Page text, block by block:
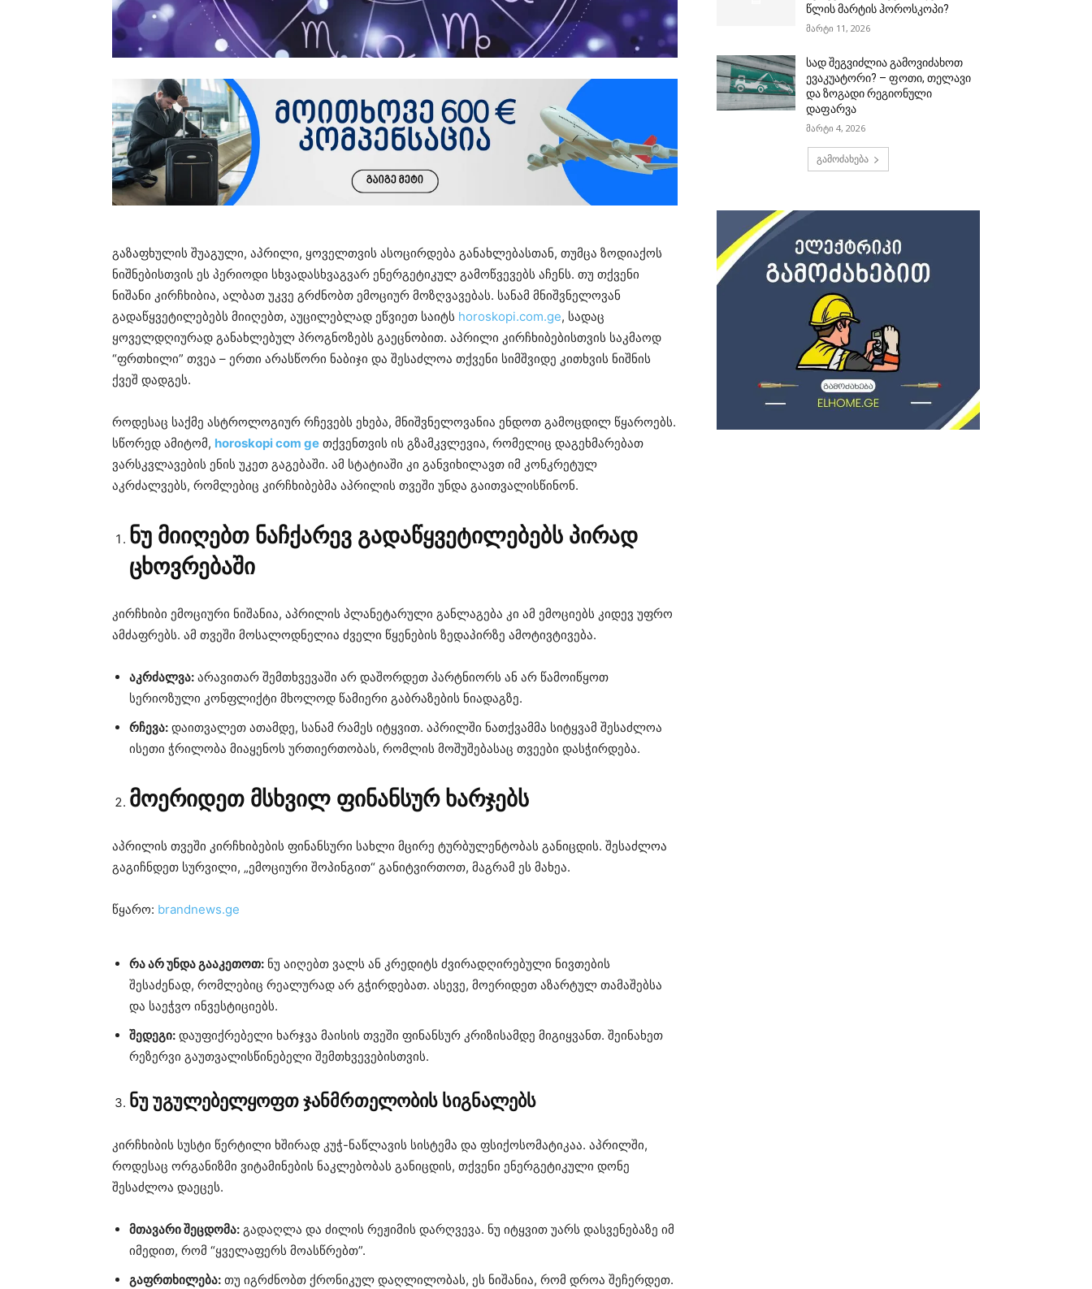
გაზაფხულის შუაგული, აპრილი, ყოველთვის ასოცირდება განახლებასთან, თუმცა ზოდიაქოს
ნიშნებისთვის ეს პერიოდი სხვადასხვაგვარ ენერგეტიკულ გამოწვევებს აჩენს. თუ თქვენი
ნიშანი კირჩხიბია, ალბათ უკვე გრძნობთ ემოციურ მოზღვავებას. სანამ მნიშვნელოვან
გადაწყვეტილებებს მიიღებთ, აუცილებლად ეწვიეთ საიტს horoskopi.com.ge, სადაც
ყოველდღიურად განახლებულ პროგნოზებს გაეცნობით. აპრილი კირჩხიბებისთვის საკმაოდ
“ფრთხილი” თვეა – ერთი არასწორი ნაბიჯი და შესაძლოა თქვენი სიმშვიდე კითხვის ნიშნის
ქვეშ დადგეს.
როდესაც საქმე ასტროლოგიურ რჩევებს ეხება, მნიშვნელოვანია ენდოთ გამოცდილ წყაროებს.
სწორედ ამიტომ, horoskopi com ge თქვენთვის ის გზამკვლევია, რომელიც დაგეხმარებათ
ვარსკვლავების ენის უკეთ გაგებაში. ამ სტატიაში კი განვიხილავთ იმ კონკრეტულ
აკრძალვებს, რომლებიც კირჩხიბებმა აპრილის თვეში უნდა გაითვალისწინონ.
ნუ მიიღებთ ნაჩქარევ გადაწყვეტილებებს პირად
ცხოვრებაში
კირჩხიბი ემოციური ნიშანია, აპრილის პლანეტარული განლაგება კი ამ ემოციებს კიდევ უფრო
ამძაფრებს. ამ თვეში მოსალოდნელია ძველი წყენების ზედაპირზე ამოტივტივება.
აკრძალვა: არავითარ შემთხვევაში არ დაშორდეთ პარტნიორს ან არ წამოიწყოთ
სერიოზული კონფლიქტი მხოლოდ წამიერი გაბრაზების ნიადაგზე.
რჩევა: დაითვალეთ ათამდე, სანამ რამეს იტყვით. აპრილში ნათქვამმა სიტყვამ შესაძლოა
ისეთი ჭრილობა მიაყენოს ურთიერთობას, რომლის მოშუშებასაც თვეები დასჭირდება.
მოერიდეთ მსხვილ ფინანსურ ხარჯებს
აპრილის თვეში კირჩხიბების ფინანსური სახლი მცირე ტურბულენტობას განიცდის. შესაძლოა
გაგიჩნდეთ სურვილი, „ემოციური შოპინგით“ განიტვირთოთ, მაგრამ ეს მახეა.
წყარო: brandnews.ge
რა არ უნდა გააკეთოთ: ნუ აიღებთ ვალს ან კრედიტს ძვირადღირებული ნივთების
შესაძენად, რომლებიც რეალურად არ გჭირდებათ. ასევე, მოერიდეთ აზარტულ თამაშებსა
და საეჭვო ინვესტიციებს.
შედეგი: დაუფიქრებელი ხარჯვა მაისის თვეში ფინანსურ კრიზისამდე მიგიყვანთ. შეინახეთ
რეზერვი გაუთვალისწინებელი შემთხვევებისთვის.
ნუ უგულებელყოფთ ჯანმრთელობის სიგნალებს
კირჩხიბის სუსტი წერტილი ხშირად კუჭ-ნაწლავის სისტემა და ფსიქოსომატიკაა. აპრილში,
როდესაც ორგანიზმი ვიტამინების ნაკლებობას განიცდის, თქვენი ენერგეტიკული დონე
შესაძლოა დაეცეს.
მთავარი შეცდომა: გადაღლა და ძილის რეჟიმის დარღვევა. ნუ იტყვით უარს დასვენებაზე იმ
იმედით, რომ “ყველაფერს მოასწრებთ”.
გაფრთხილება: თუ იგრძნობთ ქრონიკულ დაღლილობას, ეს ნიშანია, რომ დროა შეჩერდეთ.
წლის მარტის ჰოროსკოპი?
მარტი 11, 2026
სად შეგვიძლია გამოვიძახოთ
ევაკუატორი? – ფოთი, თელავი
და ზოგადი რეგიონული
დაფარვა
მარტი 4, 2026
გამოძახება